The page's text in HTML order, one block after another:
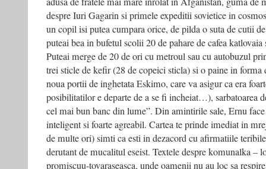
despre Iuri Gagarin si primele expeditii sovietice in
un copil isi putea cumpara orice, de pilda o suta de cutii
puteai bea in bufetul scolii 20 de pahare de cafea katlovaia
Puteai merge de 20 de ori cu metroul sau cu autobuzul
trei sticle de kefir (28 de copeici sticla) si o paine in forma
noua portii de inghetata Eskimo, care va asigur ca era
posibilitatilor e departe de a se fi incheiat…), sarbatoarea
cel mai bun banc din lume”. Din amintirile sale, Ernu
inteligent si foarte agreabil. Cartea te prinde imediat in
de multe ori) simti ca esti in dezacord cu afirmatiile
derutant de mucalitul eseist. Textele despre komunalka –
promiscuu-tovaraseasca, unde oamenii nu au loc sa